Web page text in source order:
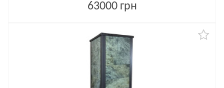
63000 грн